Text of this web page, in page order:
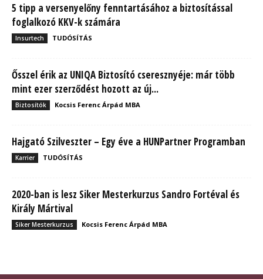
5 tipp a versenyelőny fenntartásához a biztosítással
foglalkozó KKV-k számára
Insurtech TUDÓSÍTÁS
Ősszel érik az UNIQA Biztosító cseresznyéje: már több
mint ezer szerződést hozott az új...
Biztosítók Kocsis Ferenc Árpád MBA
Hajgató Szilveszter – Egy éve a HUNPartner Programban
Karrier TUDÓSÍTÁS
2020-ban is lesz Siker Mesterkurzus Sandro Fortéval és
Király Mártival
Siker Mesterkurzus Kocsis Ferenc Árpád MBA